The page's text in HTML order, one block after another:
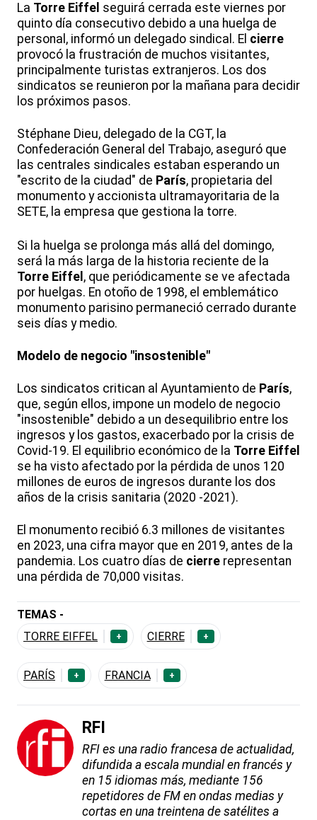
La Torre Eiffel seguirá cerrada este viernes por
quinto día consecutivo debido a una huelga de
personal, informó un delegado sindical. El cierre
provocó la frustración de muchos visitantes,
principalmente turistas extranjeros. Los dos
sindicatos se reunieron por la mañana para decidir
los próximos pasos.
Stéphane Dieu, delegado de la CGT, la
Confederación General del Trabajo, aseguró que
las centrales sindicales estaban esperando un
"escrito de la ciudad" de París, propietaria del
monumento y accionista ultramayoritaria de la
SETE, la empresa que gestiona la torre.
Si la huelga se prolonga más allá del domingo,
será la más larga de la historia reciente de la
Torre Eiffel , que periódicamente se ve afectada
por huelgas. En otoño de 1998, el emblemático
monumento parisino permaneció cerrado durante
seis días y medio.
Modelo de negocio "insostenible"
Los sindicatos critican al Ayuntamiento de París,
que, según ellos, impone un modelo de negocio
"insostenible" debido a un desequilibrio entre los
ingresos y los gastos, exacerbado por la crisis de
Covid-19. El equilibrio económico de la Torre Eiffel
se ha visto afectado por la pérdida de unos 120
millones de euros de ingresos durante los dos
años de la crisis sanitaria (2020 -2021).
El monumento recibió 6.3 millones de visitantes
en 2023, una cifra mayor que en 2019, antes de la
pandemia. Los cuatro días de cierre representan
una pérdida de 70,000 visitas.
TEMAS -
TORRE EIFFEL
+ CIERRE +
PARÍS + FRANCIA +
RFI
RFI es una radio francesa de actualidad,
difundida a escala mundial en francés y
en 15 idiomas más, mediante 156
repetidores de FM en ondas medias y
cortas en una treintena de satélites a